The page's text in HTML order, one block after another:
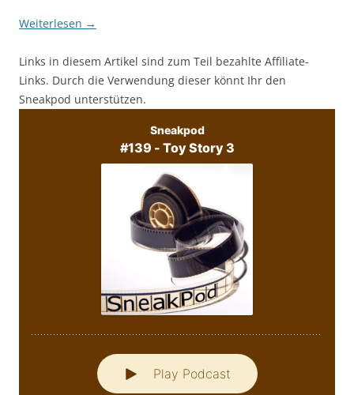
Weiterlesen →
Links in diesem Artikel sind zum Teil bezahlte Affiliate-
Links. Durch die Verwendung dieser könnt Ihr den
Sneakpod unterstützen.